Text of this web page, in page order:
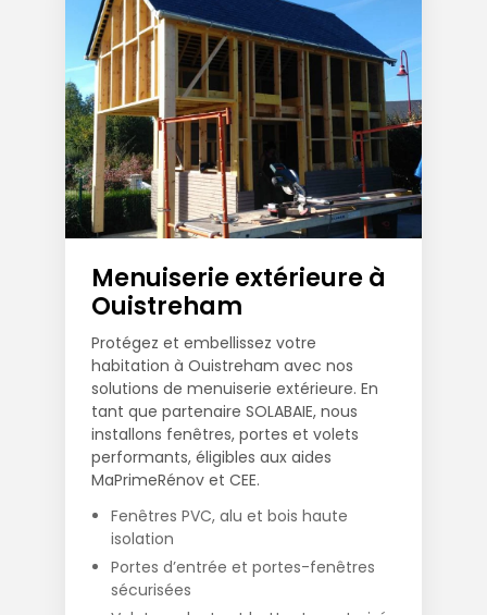
Menuiserie extérieure à
Ouistreham
Protégez et embellissez votre
habitation à Ouistreham avec nos
solutions de menuiserie extérieure. En
tant que partenaire SOLABAIE, nous
installons fenêtres, portes et volets
performants, éligibles aux aides
MaPrimeRénov et CEE.
Fenêtres PVC, alu et bois haute
isolation
Portes d’entrée et portes-fenêtres
sécurisées